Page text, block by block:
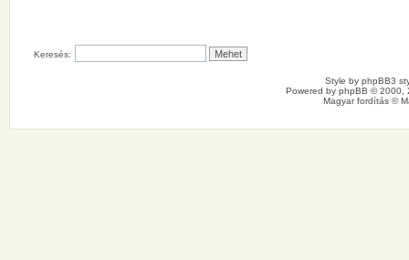
Keresés:
Style by phpBB3
Powered by phpBB © 2000,
Magyar fordítás ©